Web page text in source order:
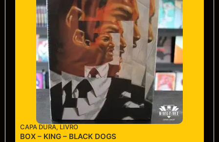
CAPA DURA, LIVRO
BOX – KING – BLACK DOGS